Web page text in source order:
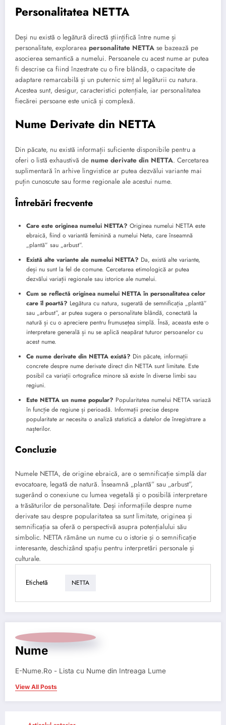
Personalitatea NETTA
Deși nu există o legătură directă științifică între nume și
personalitate, explorarea personalitate NETTA se bazează pe
asocierea semantică a numelui. Persoanele cu acest nume ar putea
fi descrise ca fiind înzestrate cu o fire blândă, o capacitate de
adaptare remarcabilă și un puternic simț al legăturii cu natura.
Acestea sunt, desigur, caracteristici potențiale, iar personalitatea
fiecărei persoane este unică și complexă.
Nume Derivate din NETTA
Din păcate, nu există informații suficiente disponibile pentru a
oferi o listă exhaustivă de nume derivate din NETTA. Cercetarea
suplimentară în arhive lingvistice ar putea dezvălui variante mai
puțin cunoscute sau forme regionale ale acestui nume.
Întrebări frecvente
Care este originea numelui NETTA? Originea numelui NETTA este
ebraică, fiind o variantă feminină a numelui Neta, care înseamnă
„plantă” sau „arbust”.
Există alte variante ale numelui NETTA? Da, există alte variante,
deși nu sunt la fel de comune. Cercetarea etimologică ar putea
dezvălui variații regionale sau istorice ale numelui.
Cum se reflectă originea numelui NETTA în personalitatea celor
care îl poartă? Legătura cu natura, sugerată de semnificația „plantă”
sau „arbust”, ar putea sugera o personalitate blândă, conectată la
natură și cu o apreciere pentru frumusețea simplă. Însă, aceasta este o
interpretare generală și nu se aplică neapărat tuturor persoanelor cu
acest nume.
Ce nume derivate din NETTA există? Din păcate, informații
concrete despre nume derivate direct din NETTA sunt limitate. Este
posibil ca variații ortografice minore să existe în diverse limbi sau
regiuni.
Este NETTA un nume popular? Popularitatea numelui NETTA variază
în funcție de regiune și perioadă. Informații precise despre
popularitate ar necesita o analiză statistică a datelor de înregistrare a
nașterilor.
Concluzie
Numele NETTA, de origine ebraică, are o semnificație simplă dar
evocatoare, legată de natură. Înseamnă „plantă” sau „arbust”,
sugerând o conexiune cu lumea vegetală și o posibilă interpretare
a trăsăturilor de personalitate. Deși informațiile despre nume
derivate sau despre popularitatea sa sunt limitate, originea și
semnificația sa oferă o perspectivă asupra potențialului său
simbolic. NETTA rămâne un nume cu o istorie și o semnificație
interesante, deschizând spațiu pentru interpretări personale și
culturale.
Etichetă NETTA
Nume
E-Nume.Ro - Lista cu Nume din Intreaga Lume
View All Posts